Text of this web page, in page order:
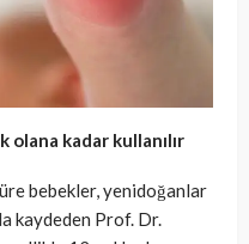
olana kadar kullanılır
bebekler, yenidoğanlar
kaydeden Prof. Dr.